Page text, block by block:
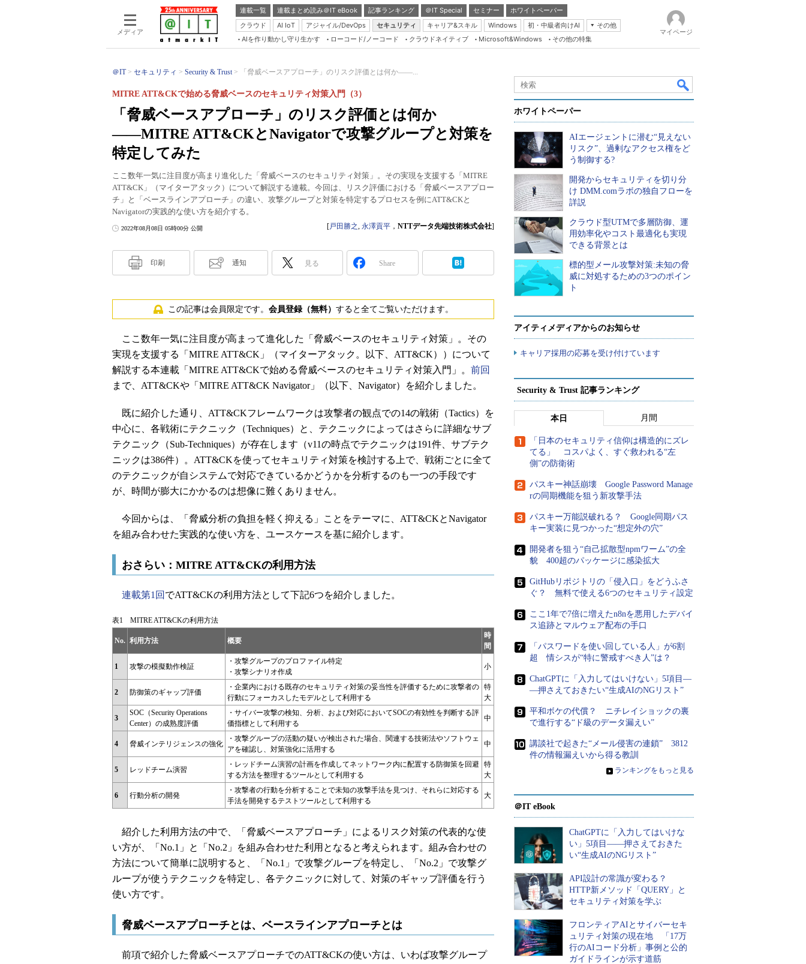
メディア
連載一覧 連載まとめ読み＠IT eBook 記事ランキング ＠IT Special セミナー
ホワイトペーパー
クラウド
AI IoT アジャイル/DevOps セキュリティ キャリア&スキル Windows 初・中級者向けAI
その他
Server & Storage
Database Expert
Master of IP Network
Security & Trust
AIを作り動かし守り生かす ローコード/ノーコード クラウドネイティブ Microsoft&Windows その他の特集
マイページ
＠IT セキュリティ Security & Trust 「脅威ベースアプローチ」のリスク評価とは何か――...
「脅威ベースアプローチ」のリスク評価とは何か
――MITRE ATT&CKとNavigatorで攻撃グループと対策を
特定してみた
MITRE ATT&CKで始める脅威ベースのセキュリティ対策入門（3）
ここ数年一気に注目度が高まり進化した「脅威ベースのセキュリティ対策」。その実現を支援する「MITRE
ATT&CK」（マイターアタック）について解説する連載。今回は、リスク評価における「脅威ベースアプロー
チ」と「ベースラインアプローチ」の違い、攻撃グループと対策を特定するプロセスを例にATT&CKと
Navigatorの実践的な使い方を紹介する。
2022年08月08日 05時00分 公開 [戸田勝之, 永澤貢平 ， NTTデータ先端技術株式会社]
印刷 通知 見る Share
この記事は会員限定です。 会員登録（無料） すると全てご覧いただけます。
ここ数年一気に注目度が高まって進化した「脅威ベースのセキュリティ対策」。その
実現を支援する「MITRE ATT&CK」（マイターアタック。以下、ATT&CK））について
解説する本連載「MITRE ATT&CKで始める脅威ベースのセキュリティ対策入門」。 前回
まで、ATT&CKや「MITRE ATT&CK Navigator」（以下、Navigator）を紹介しました。
既に紹介した通り、ATT&CKフレームワークは攻撃者の観点での14の戦術（Tactics）を
中心に、各戦術にテクニック（Techniques）と、テクニックによってはさらに詳細なサブ
テクニック（Sub-Techniques）が存在します（v11の時点でテクニックは191件、サブテク
ニックは386件）。ATT&CKを使ってセキュリティ対策を検討する上で、戦術ごとに全て
のテクニックが自システムで対応できているかどうかを分析するのも一つの手段です
が、時間が膨大にかかるのは想像に難くありません。
今回からは、「脅威分析の負担を軽く抑える」ことをテーマに、ATT&CKとNavigator
を組み合わせた実践的な使い方を、ユースケースを基に紹介します。
おさらい：MITRE ATT&CKの利用方法
連載第1回 でATT&CKの利用方法として下記6つを紹介しました。
表1 MITRE ATT&CKの利用方法
No. 利用方法 概要
時
間
1 攻撃の模擬動作検証
・攻撃グループのプロファイル特定
・攻撃シナリオ作成
小
2 防御策のギャップ評価
・企業内における既存のセキュリティ対策の妥当性を評価するために攻撃者の
行動にフォーカスしたモデルとして利用する
特
大
3
SOC（Security Operations
Center）の成熟度評価
・サイバー攻撃の検知、分析、および対応においてSOCの有効性を判断する評
価指標として利用する
中
4 脅威インテリジェンスの強化
・攻撃グループの活動の疑いが検出された場合、関連する技術法やソフトウェ
アを確認し、対策強化に活用する
中
5 レッドチーム演習
・レッドチーム演習の計画を作成してネットワーク内に配置する防御策を回避
する方法を整理するツールとして利用する
特
大
6 行動分析の開発
・攻撃者の行動を分析することで未知の攻撃手法を見つけ、それらに対応する
手法を開発するテストツールとして利用する
大
紹介した利用方法の中で、「脅威ベースアプローチ」によるリスク対策の代表的な使
い方が、「No.1」と「No.2」を組み合わせた利用となると考えられます。組み合わせの
方法について簡単に説明すると、「No.1」で攻撃グループを特定し、「No.2」で攻撃グ
ループが使うテクニックを特定し、各テクニックに対して、対策のギャップ評価を行う
使い方です。
脅威ベースアプローチとは、ベースラインアプローチとは
前項で紹介した脅威ベースアプローチでのATT&CKの使い方は、いわば攻撃グループ
ホワイトペーパー
AIエージェントに潜む“見えない
リスク”、過剰なアクセス権をど
う制御する?
開発からセキュリティを切り分
け DMM.comラボの独自フローを
詳説
クラウド型UTMで多層防御、運
用効率化やコスト最適化も実現
できる背景とは
標的型メール攻撃対策:未知の脅
威に対処するための3つのポイン
ト
アイティメディアからのお知らせ
キャリア採用の応募を受け付けています
Security & Trust 記事ランキング
本日 月間
「日本のセキュリティ信仰は構造的にズレ
てる」 コスパよく、すぐ救われる“左
側”の防衛術
パスキー神話崩壊 Google Password Manage
rの同期機能を狙う新攻撃手法
パスキー万能説破れる？ Google同期パス
キー実装に見つかった“想定外の穴”
開発者を狙う“自己拡散型npmワーム”の全
貌 400超のパッケージに感染拡大
GitHubリポジトリの「侵入口」をどうふさ
ぐ？ 無料で使える6つのセキュリティ設定
ここ1年で7倍に増えたn8nを悪用したデバイ
ス追跡とマルウェア配布の手口
「パスワードを使い回している人」が6割
超 情シスが“特に警戒すべき人”は？
ChatGPTに「入力してはいけない」5項目―
―押さえておきたい“生成AIのNGリスト”
平和ボケの代償？ ニチレイショックの裏
で進行する“ド級のデータ漏えい”
講談社で起きた“メール侵害の連鎖” 3812
件の情報漏えいから得る教訓
» ランキングをもっと見る
＠IT eBook
ChatGPTに「入力してはいけな
い」5項目――押さえておきた
い“生成AIのNGリスト”
API設計の常識が変わる？
HTTP新メソッド「QUERY」と
セキュリティ対策を学ぶ
フロンティアAIとサイバーセキ
ュリティ対策の現在地 「17万
行のAIコード分析」事例と公的
ガイドラインが示す道筋